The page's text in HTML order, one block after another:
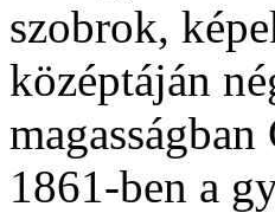
szobrok,
középtáján
1861-ben a